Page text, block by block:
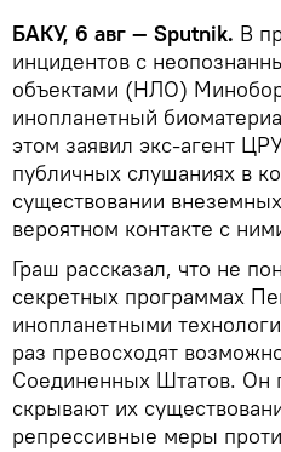
БАКУ, 6 авг — Sputnik. В
инцидентов с
объектами (НЛО)
инопланетный
этом заявил экс-агент
публичных слушаниях в
существовании
вероятном контакте с
Граш рассказал, что не
секретных программах
инопланетными
раз превосходят
Соединенных Штатов. Он
скрывают их
репрессивные меры